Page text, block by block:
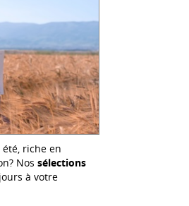
été, riche en
Nos sélections
à votre